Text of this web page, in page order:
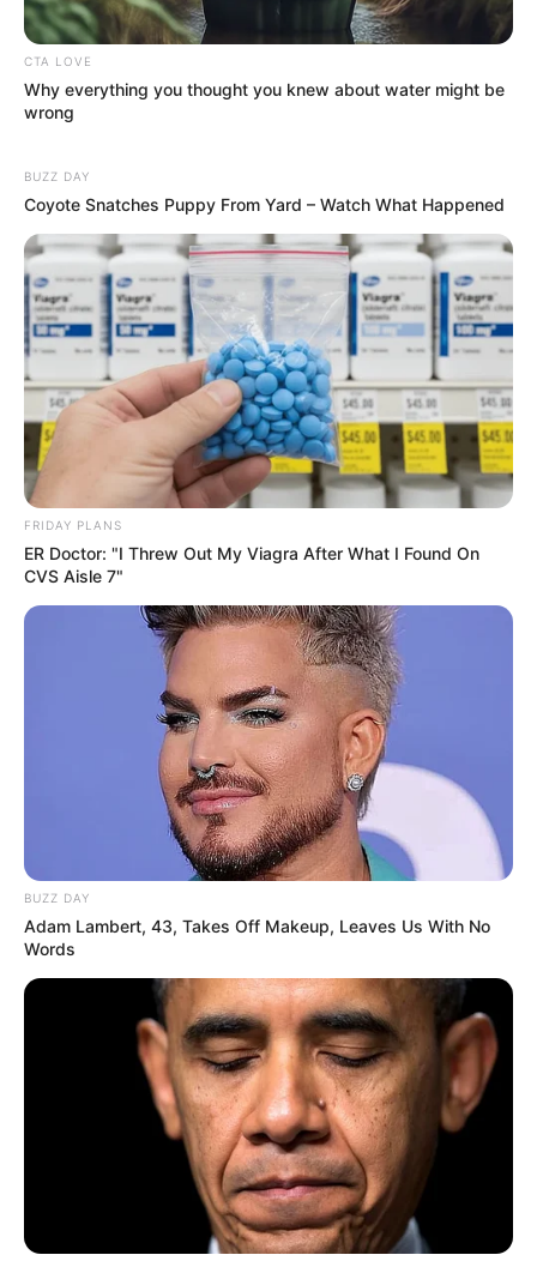
CTA LOVE
Why everything you thought you knew about water might be
wrong
BUZZ DAY
Coyote Snatches Puppy From Yard – Watch What Happened
FRIDAY PLANS
ER Doctor: "I Threw Out My Viagra After What I Found On
CVS Aisle 7"
BUZZ DAY
Adam Lambert, 43, Takes Off Makeup, Leaves Us With No
Words